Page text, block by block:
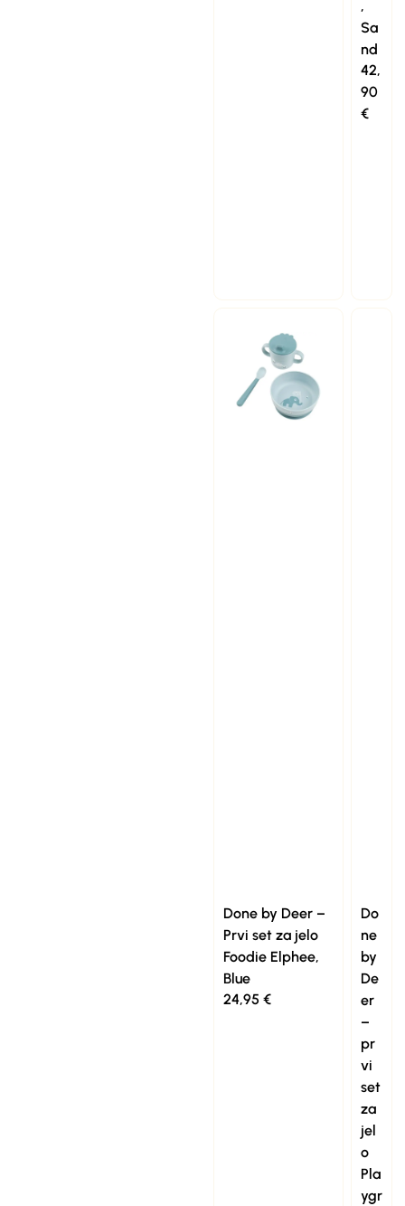
,
Sa
nd
42,
90
€
Done by Deer –
Prvi set za jelo
Foodie Elphee,
Blue
24,95 €
Do
ne
by
De
er
–
pr
vi
set
za
jel
o
Pla
ygr